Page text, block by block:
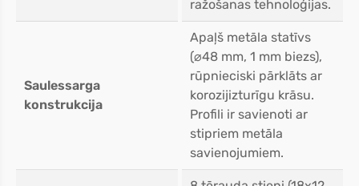
ražošanas tehnoloģijas.
Saulessarga
konstrukcija
Apaļš metāla statīvs
(⌀48 mm, 1 mm biezs),
rūpnieciski pārklāts ar
korozijizturīgu krāsu.
Profili ir savienoti ar
stipriem metāla
savienojumiem.